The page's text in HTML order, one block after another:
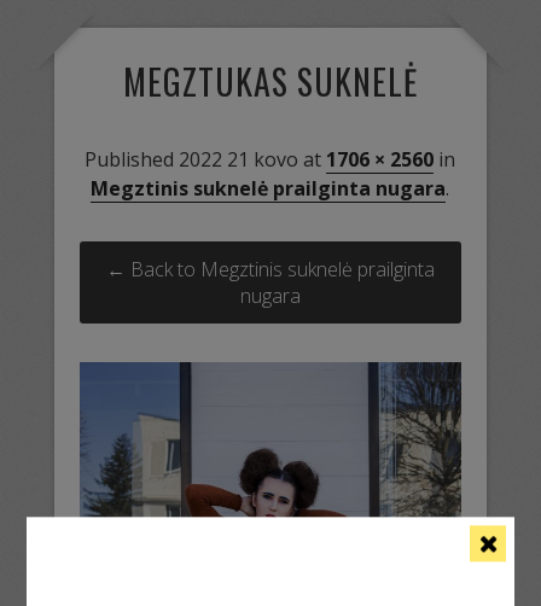
MEGZTUKAS SUKNELĖ
Published 2022 21 kovo at 1706 × 2560 in
Megztinis suknelė prailginta nugara.
← Back to Megztinis suknelė prailginta
nugara